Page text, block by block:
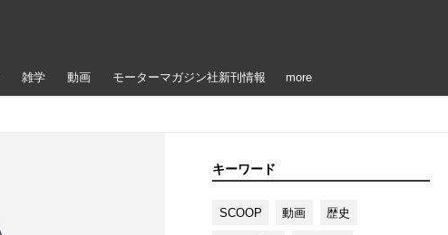
雑学 動画 モーターマガジン社新刊情報 more
キーワード
SCOOP 動画 歴史